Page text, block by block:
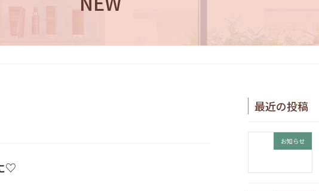
♡
最近の投稿
お知らせ